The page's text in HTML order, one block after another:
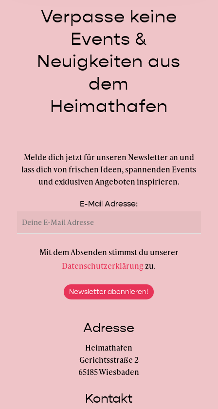
Verpasse keine
Events &
Neuigkeiten aus
dem
Heimathafen
Melde dich jetzt für unseren Newsletter an und
lass dich von frischen Ideen, spannenden Events
und exklusiven Angeboten inspirieren.
E-Mail Adresse:
Mit dem Absenden stimmst du unserer
Datenschutzerklärungzu.
Adresse
Heimathafen
Gerichtsstraße 2
65185 Wiesbaden
Kontakt